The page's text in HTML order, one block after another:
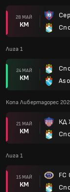
28 МАЙ
КМ
Лига 1
24 МАЙ
КМ
Копа Либертадорес
21 МАЙ
КМ
КД
Лига 1
15 МАЙ
КМ
FC